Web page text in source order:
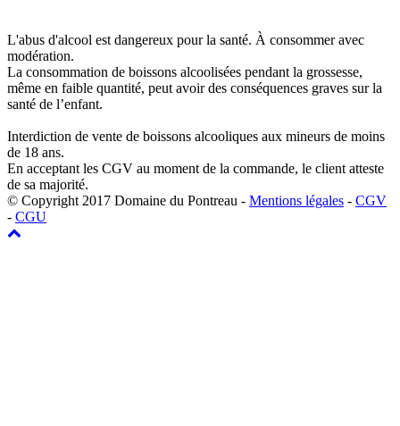
L'abus d'alcool est dangereux pour la santé. À consommer avec
modération.
La consommation de boissons alcoolisées pendant la grossesse,
même en faible quantité, peut avoir des conséquences graves sur la
santé de l’enfant.
Interdiction de vente de boissons alcooliques aux mineurs de moins
de 18 ans.
En acceptant les CGV au moment de la commande, le client atteste
de sa majorité.
© Copyright 2017 Domaine du Pontreau - Mentions légales - CGV
- CGU